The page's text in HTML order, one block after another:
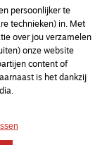
persoonlijker te
technieken) in. Met
over jou verzamelen
onze website
content of
is het dankzij